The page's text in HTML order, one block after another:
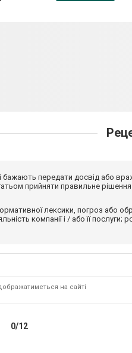
бажають передати досвід або
прийняти правильне
лексики, погроз або
компанії і / або її
на сайті
0/12